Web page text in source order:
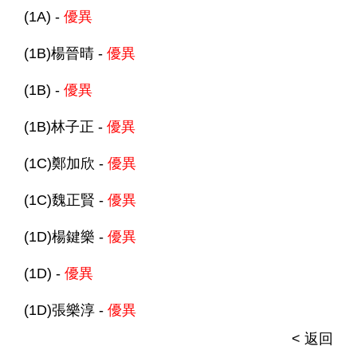
(1A) - 優異
(1B)楊晉晴 - 優異
(1B) - 優異
(1B)林子正 - 優異
(1C)鄭加欣 - 優異
(1C)魏正賢 - 優異
(1D)楊鍵樂 - 優異
(1D) - 優異
(1D)張樂淳 - 優異
< 返回